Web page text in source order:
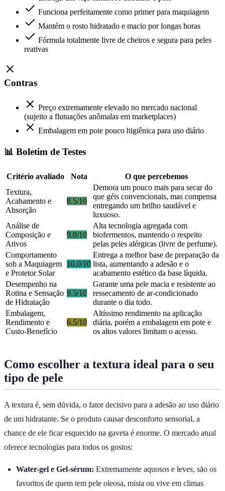
Funciona perfeitamente como primer para maquiagem
Mantém o rosto hidratado e macio por longas horas
Fórmula totalmente livre de cheiros e segura para peles
reativas
Contras
Preço extremamente elevado no mercado nacional
(sujeito a flutuações anômalas em marketplaces)
Embalagem em pote pouco higiênica para uso diário
📊 Boletim de Testes
Critério avaliado Nota
O que percebemos
Textura,
Acabamento e
Absorção
8.5/10
Demora um pouco mais para secar do
que géis convencionais, mas compensa
entregando um brilho saudável e
luxuoso.
Análise de
Composição e
Ativos
9.0/10
Alta tecnologia agregada com
biofermentos, mantendo o respeito
pelas peles alérgicas (livre de perfume).
Comportamento
sob a Maquiagem
e Protetor Solar
10.0/10
Entrega a melhor base de preparação da
lista, aumentando a adesão e o
acabamento estético da base líquida.
Desempenho na
Rotina e Sensação
de Hidratação
9.5/10
Garante uma pele macia e resistente ao
ressecamento de ar-condicionado
durante o dia todo.
Embalagem,
Rendimento e
Custo-Benefício
6.5/10
Altíssimo rendimento na aplicação
diária, porém a embalagem em pote e
os altos valores limitam o acesso.
Como escolher a textura ideal para o seu
tipo de pele
A textura é, sem dúvida, o fator decisivo para a adesão ao uso diário
de um hidratante. Se o produto causar desconforto sensorial, a
chance de ele ficar esquecido na gaveta é enorme. O mercado atual
oferece tecnologias para todos os gostos:
Water-gel e Gel-sérum: Extremamente aquosos e leves, são os
favoritos de quem tem pele oleosa, mista ou vive em climas